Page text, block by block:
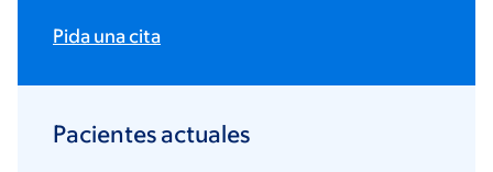
Pida una cita
Pacientes actuales